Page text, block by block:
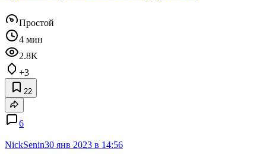
Простой
4 мин
2.8K
+3
22
6
NickSenin30 янв 2023 в 14:56